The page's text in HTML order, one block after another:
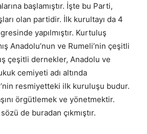
başlamıştır. İşte bu Parti,
olan partidir. İlk kurultayı da 4
yapılmıştır. Kurtuluş
Anadolu’nun ve Rumeli’nin çeşitli
çeşitli dernekler, Anadolu ve
cemiyeti adı altında
resmiyetteki ilk kuruluşu budur.
örgütlemek ve yönetmektir.
de buradan çıkmıştır.